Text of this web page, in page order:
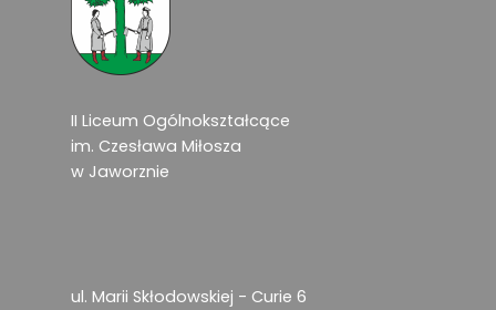
II Liceum Ogólnokształcące
im. Czesława Miłosza
w Jaworznie
ul. Marii Skłodowskiej - Curie 6